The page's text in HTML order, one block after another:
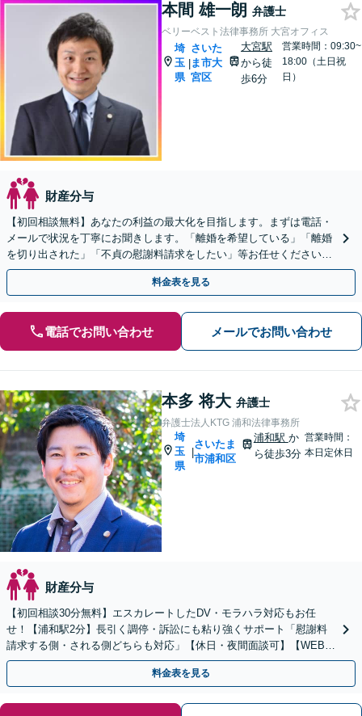
本間 雄一朗 弁護士
ベリーベスト法律事務所 大宮オフィス
埼
玉
県
|
さいた
ま市大
宮区
大宮駅
から徒
歩6分
営業時間：09:30~
18:00（土日祝
日）
財産分与
【初回相談無料】あなたの利益の最大化を目指します。まずは電話・
メールで状況を丁寧にお聞きします。「離婚を希望している」「離婚
を切り出された」「不貞の慰謝料請求をしたい」等お任せください。
【リーズナブルな料金設定】
料金表を見る
電話でお問い合わせ メールでお問い合わせ
本多 将大 弁護士
弁護士法人KTG 浦和法律事務所
埼
玉
県
|
さいたま
市浦和区
浦和駅 か
ら徒歩3分
営業時間：
本日定休日
財産分与
【初回相談30分無料】エスカレートしたDV・モラハラ対応もお任
せ！【浦和駅2分】長引く調停・訴訟にも粘り強くサポート「慰謝料
請求する側・される側どちらも対応」【休日・夜間面談可】【WEB相
談対応可】
料金表を見る